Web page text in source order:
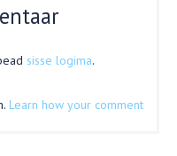
sisse logima.
Learn how your comment